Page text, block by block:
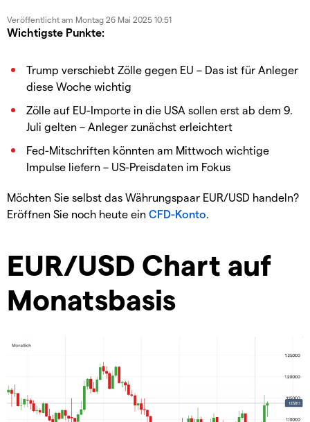
Veröffentlicht am Montag 26 Mai 2025 10:51
Wichtigste Punkte:
Trump verschiebt Zölle gegen EU – Das ist für Anleger
diese Woche wichtig
Zölle auf EU-Importe in die USA sollen erst ab dem 9.
Juli gelten – Anleger zunächst erleichtert
Fed-Mitschriften könnten am Mittwoch wichtige
Impulse liefern – US-Preisdaten im Fokus
Möchten Sie selbst das Währungspaar EUR/USD handeln?
Eröffnen Sie noch heute ein CFD-Konto.
EUR/USD Chart auf
Monatsbasis